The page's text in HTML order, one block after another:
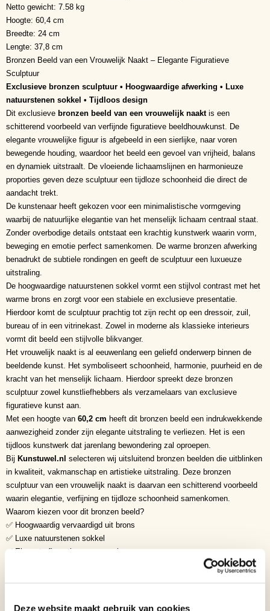
Deze website maakt gebruik van cookies
Netto gewicht: 7.58 kg
Hoogte: 60,4 cm
Breedte: 24 cm
Lengte: 37,8 cm
Bronzen Beeld van een Vrouwelijk Naakt – Elegante Figuratieve
Sculptuur
Exclusieve bronzen sculptuur • Hoogwaardige afwerking • Luxe
natuurstenen sokkel • Tijdloos design
Dit exclusieve bronzen beeld van een vrouwelijk naaktis een
schitterend voorbeeld van verfijnde figuratieve beeldhouwkunst. De
elegante vrouwelijke figuur is afgebeeld in een sierlijke, naar voren
bewegende houding, waardoor het beeld een gevoel van vrijheid, balans
en dynamiek uitstraalt. De vloeiende lichaamslijnen en harmonieuze
proporties geven deze sculptuur een tijdloze schoonheid die direct de
aandacht trekt.
De kunstenaar heeft gekozen voor een minimalistische vormgeving
waarbij de natuurlijke elegantie van het menselijk lichaam centraal staat.
Zonder overbodige details ontstaat een krachtig kunstwerk waarin vorm,
beweging en emotie perfect samenkomen. De warme bronzen afwerking
benadrukt de subtiele rondingen en geeft de sculptuur een luxueuze
uitstraling.
De hoogwaardige natuurstenen sokkel vormt een stijlvol contrast met het
warme brons en zorgt voor een stabiele en exclusieve presentatie.
Hierdoor komt de sculptuur prachtig tot zijn recht op een dressoir, zuil,
bureau of in een vitrinekast. Zowel in moderne als klassieke interieurs
vormt dit beeld een stijlvolle blikvanger.
Het vrouwelijk naakt is al eeuwenlang een geliefd onderwerp binnen de
beeldende kunst. Het symboliseert schoonheid, harmonie, puurheid en de
kracht van het menselijk lichaam. Hierdoor spreekt deze bronzen
sculptuur zowel kunstliefhebbers als verzamelaars van exclusieve
figuratieve kunst aan.
Met een hoogte van 60,2 cm heeft dit bronzen beeld een indrukwekkende
aanwezigheid zonder zijn elegante uitstraling te verliezen. Het is een
tijdloos kunstwerk dat jarenlang bewondering zal oproepen.
Bij Kunstuwel.nl selecteren wij uitsluitend bronzen beelden die uitblinken
in kwaliteit, vakmanschap en artistieke uitstraling. Deze bronzen
sculptuur van een vrouwelijk naakt is daarvan een schitterend voorbeeld
waarin elegantie, verfijning en tijdloze schoonheid samenkomen.
Waarom kiezen voor dit bronzen beeld?
✅ Hoogwaardig vervaardigd uit brons
✅ Luxe natuurstenen sokkel
✅ Elegante figuratieve vormgeving
✅ Waardevolle aanvulling op iedere kunstcollectie